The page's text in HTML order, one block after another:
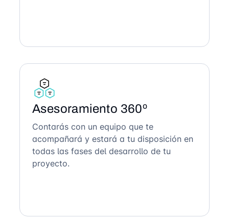
Asesoramiento 360º
Contarás con un equipo que te
acompañará y estará a tu disposición en
todas las fases del desarrollo de tu
proyecto.